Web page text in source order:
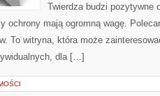
Twierdza budzi pozytywne
ochrony mają ogromną wagę.
To witryna, która może
dla […]